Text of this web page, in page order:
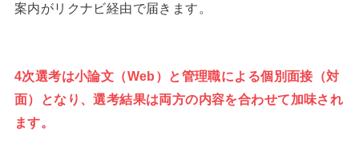
案内がリクナビ経由で届きます。
4次選考は小論文（Web）と管理職による個別面接（対
面）となり、選考結果は両方の内容を合わせて加味され
ます。